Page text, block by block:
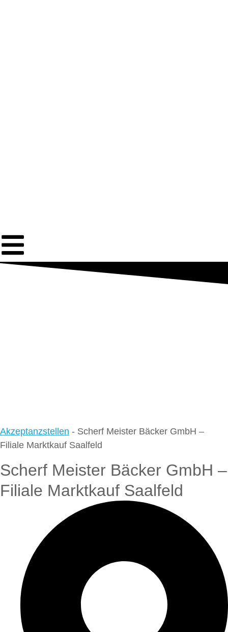
Akzeptanzstellen - Scherf Meister Bäcker GmbH –
Filiale Marktkauf Saalfeld
Scherf Meister Bäcker GmbH –
Filiale Marktkauf Saalfeld